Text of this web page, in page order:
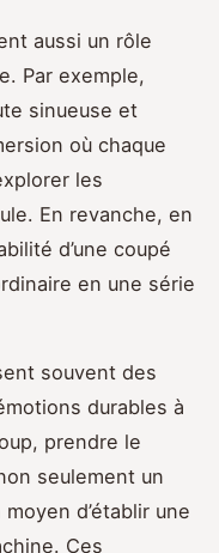
aussi un rôle
Par exemple,
sinueuse et
où chaque
les
En revanche, en
d’une coupé
en une série
souvent des
durables à
prendre le
seulement un
d’établir une
Ces